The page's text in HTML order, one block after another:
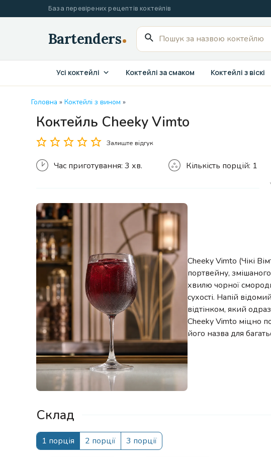
до
База перевірених рецептів коктейлів
Пошук
для:
Усі коктейлі Коктейлі за смаком Коктейлі з віскі
Головна » Коктейлі з вином »
Коктейль Cheeky Vimto
Залиште відгук
Час приготування: 3 хв.
Кількість
Кількість порцій: 1
Cheeky Vimto (Чікі
портвейну,
хвилю чорної
сухості. Напій
відтінком, який
Cheeky Vimto міцно
його назва для
Склад
1 порція 2 порції 3 порції